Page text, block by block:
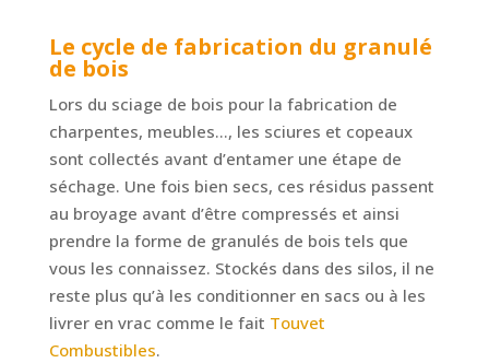
Le cycle de fabrication du granulé
de bois
Lors du sciage de bois pour la fabrication de
charpentes, meubles…, les sciures et copeaux
sont collectés avant d’entamer une étape de
séchage. Une fois bien secs, ces résidus passent
au broyage avant d’être compressés et ainsi
prendre la forme de granulés de bois tels que
vous les connaissez. Stockés dans des silos, il ne
reste plus qu’à les conditionner en sacs ou à les
livrer en vrac comme le fait Touvet
Combustibles.